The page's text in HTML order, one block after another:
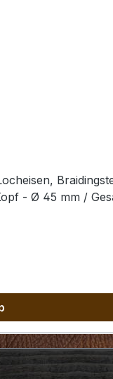
- Ø 45 mm /